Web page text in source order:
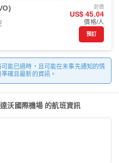
起價
US$ 45.04
價格/人
預訂
能已過時，且可能在未事先通知的情
確且最新的資訊。
沃國際機場 的航班資訊